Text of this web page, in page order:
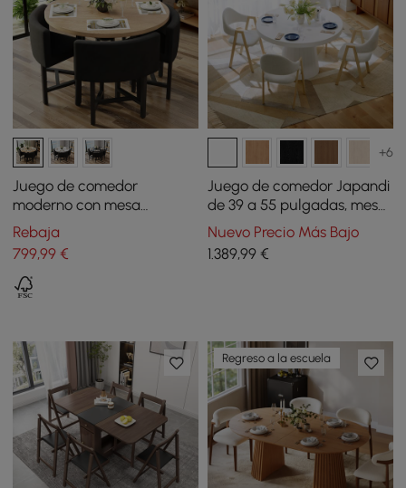
Juego de comedor
moderno con mesa
redonda de madera
natural y 4 sillas grises
Rebaja
799,99 €
+6
Juego de comedor Japandi
de 39 a 55 pulgadas, mesa
de comedor extensible
blanca con 4 sillas
Nuevo Precio Más Bajo
1.389,99€
Regreso a la escuela